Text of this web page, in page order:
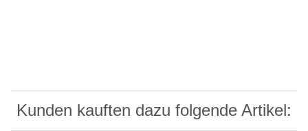
Kunden kauften dazu folgende Artikel: